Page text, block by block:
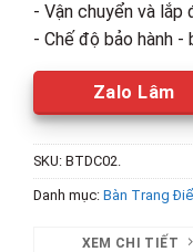
- Vận chuyển và lắp
- Chế độ bảo hành -
Zalo Lâm
SKU: BTDC02.
Danh mục: Bàn Trang
XEM CHI TIẾT